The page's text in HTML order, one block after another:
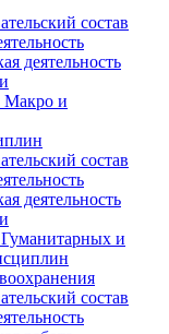
состав
деятельность
Макро и
состав
деятельность
и
состав